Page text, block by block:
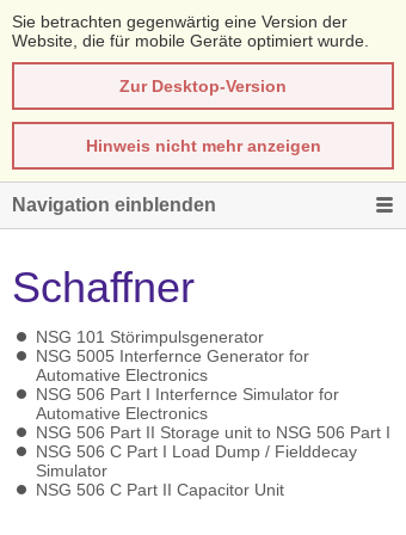
Sie betrachten gegenwärtig eine Version der
Website, die für mobile Geräte optimiert wurde.
Zur Desktop-Version
Hinweis nicht mehr anzeigen
Navigation einblenden
Schaffner
NSG 101 Störimpulsgenerator
NSG 5005 Interfernce Generator for
Automative Electronics
NSG 506 Part I Interfernce Simulator for
Automative Electronics
NSG 506 Part II Storage unit to NSG 506 Part I
NSG 506 C Part I Load Dump / Fielddecay
Simulator
NSG 506 C Part II Capacitor Unit